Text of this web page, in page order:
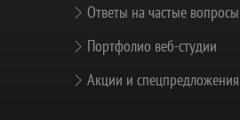
Ответы на частые вопросы
Портфолио веб-студии
Акции и